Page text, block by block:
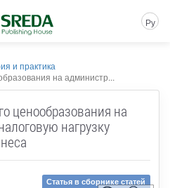
Ру
и практика
на администр...
ценообразования на
нагрузку
Статья в сборнике статей